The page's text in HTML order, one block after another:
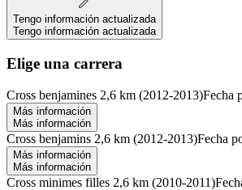
Tengo información actualizada
Tengo información actualizada
Elige una carrera
Cross benjamines 2,6 km (2012-2013)Fecha
Más información
Más información
Cross benjamins 2,6 km (2012-2013)Fecha
Más información
Más información
Cross minimes filles 2,6 km (2010-2011)